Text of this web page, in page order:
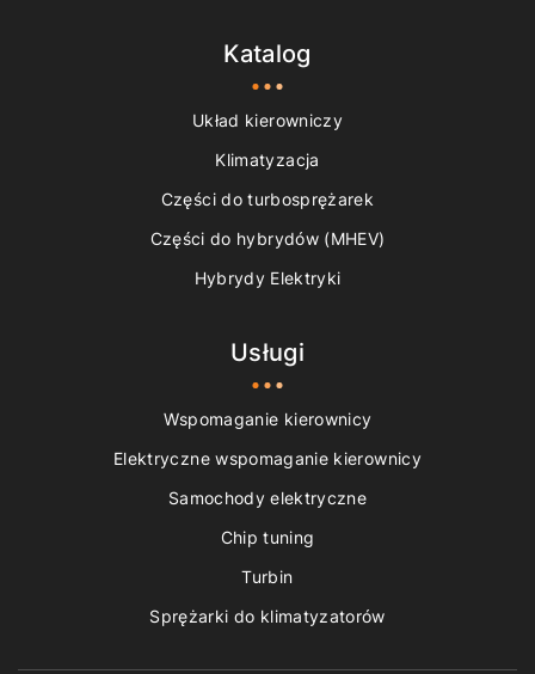
Katalog
Układ kierowniczy
Klimatyzacja
Części do turbosprężarek
Części do hybrydów (MHEV)
Hybrydy Elektryki
Usługi
Wspomaganie kierownicy
Elektryczne wspomaganie kierownicy
Samochody elektryczne
Chip tuning
Turbin
Sprężarki do klimatyzatorów